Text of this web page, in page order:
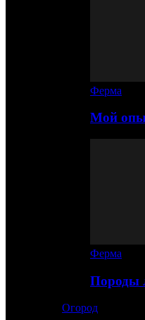
Ферма
Мой
Ферма
Породы
Огород